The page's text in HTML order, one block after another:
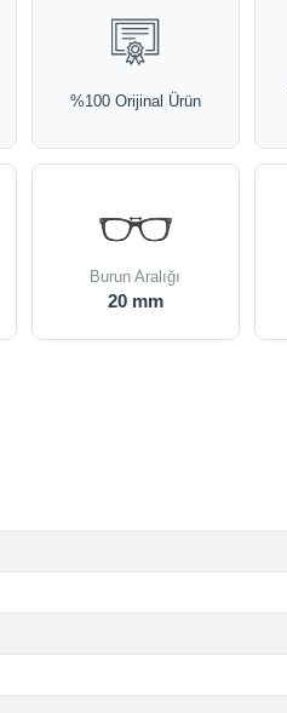
%100 Orijinal Ürün
Burun Aralığı
20 mm